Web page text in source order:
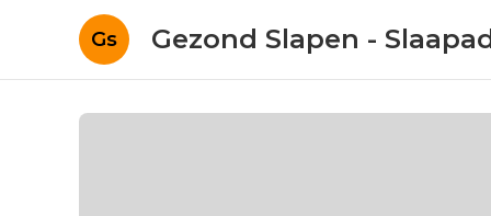
Gs Gezond Slapen -